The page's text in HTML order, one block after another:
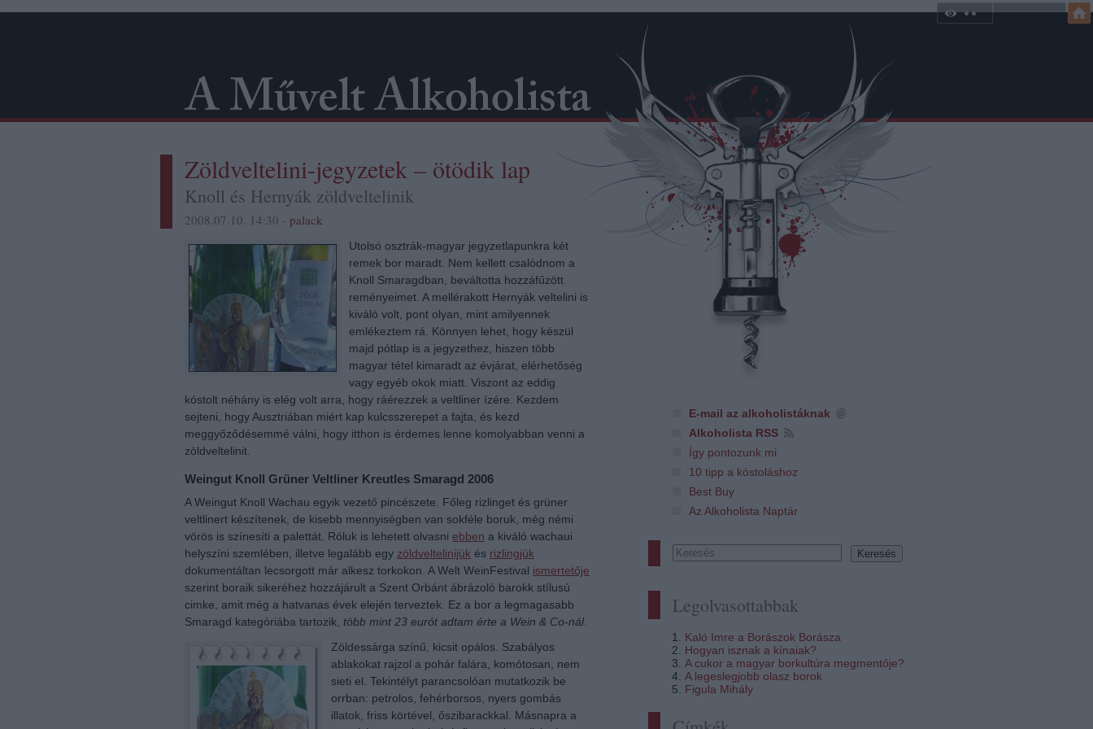
E-mail az alkoholistáknak
Alkoholista RSS
Így pontozunk mi
10 tipp a kóstoláshoz
Best Buy
Az Alkoholista Naptár
Legolvasottabbak
Kaló Imre a Borászok Borásza
Hogyan isznak a kínaiak?
A cukor a magyar borkultúra megmentője?
A legeslegjobb olasz borok
Figula Mihály
Zöldveltelini-jegyzetek – ötödik lap
Knoll és Hernyák zöldveltelinik
2008.07.10. 14:30 - palack
Utolsó osztrák-magyar jegyzetlapunkra két
remek bor maradt. Nem kellett csalódnom a
Knoll Smaragdban, beváltotta hozzáfűzött
reményeimet. A mellérakott Hernyák veltelini is
kiváló volt, pont olyan, mint amilyennek
emlékeztem rá. Könnyen lehet, hogy készül
majd pótlap is a jegyzethez, hiszen több
magyar tétel kimaradt az évjárat, elérhetőség
vagy egyéb okok miatt. Viszont az eddig
kóstolt néhány is elég volt arra, hogy ráérezzek a veltliner ízére. Kezdem
sejteni, hogy Ausztriában miért kap kulcsszerepet a fajta, és kezd
meggyőződésemmé válni, hogy itthon is érdemes lenne komolyabban venni a
zöldveltelinit.
Weingut Knoll Grüner Veltliner Kreutles Smaragd 2006
A Weingut Knoll Wachau egyik vezető pincészete. Főleg rizlinget és grüner
veltlinert készítenek, de kisebb mennyiségben van sokféle boruk, még némi
vörös is színesíti a palettát. Róluk is lehetett olvasni ebben a kiváló wachaui
helyszíni szemlében, illetve legalább egy zöldveltelinijük és rizlingjük
dokumentáltan lecsorgott már alkesz torkokon. A Welt WeinFestival ismertetője
szerint boraik sikeréhez hozzájárult a Szent Orbánt ábrázoló barokk stílusú
cimke, amit még a hatvanas évek elején terveztek. Ez a bor a legmagasabb
Smaragd kategóriába tartozik, több mint 23 eurót adtam érte a Wein & Co-nál
Zöldessárga színű, kicsit opálos. Szabályos
ablakokat rajzol a pohár falára, komótosan, nem
sieti el. Tekintélyt parancsolóan mutatkozik be
orrban: petrolos, fehérborsos, nyers gombás
illatok, friss körtével, őszibarackkal. Másnapra a